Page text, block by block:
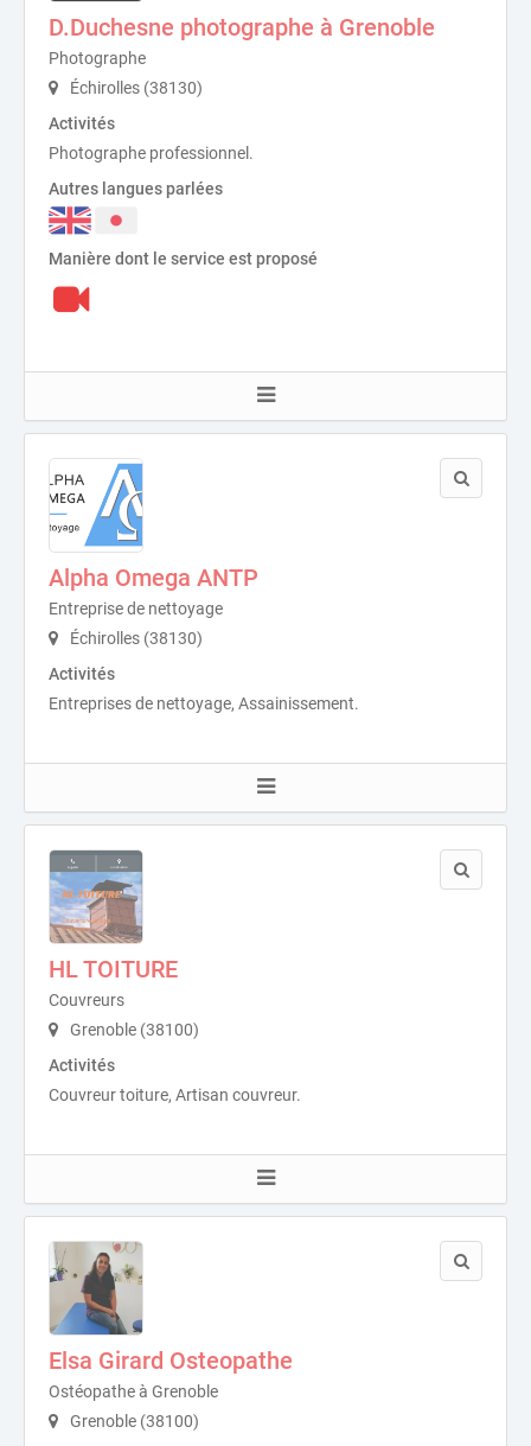
D.Duchesne photographe à Grenoble
Photographe
Échirolles (38130)
Activités
Photographe professionnel.
Autres langues parlées
Manière dont le service est proposé
Alpha Omega ANTP
Entreprise de nettoyage
Échirolles (38130)
Activités
Entreprises de nettoyage, Assainissement.
HL TOITURE
Couvreurs
Grenoble (38100)
Activités
Couvreur toiture, Artisan couvreur.
Elsa Girard Osteopathe
Ostéopathe à Grenoble
Grenoble (38100)